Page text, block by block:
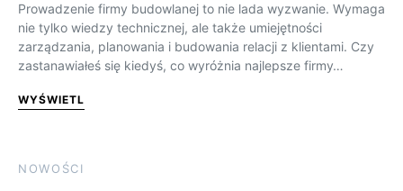
Prowadzenie firmy budowlanej to nie lada wyzwanie. Wymaga
nie tylko wiedzy technicznej, ale także umiejętności
zarządzania, planowania i budowania relacji z klientami. Czy
zastanawiałeś się kiedyś, co wyróżnia najlepsze firmy…
WYŚWIETL
NOWOŚCI